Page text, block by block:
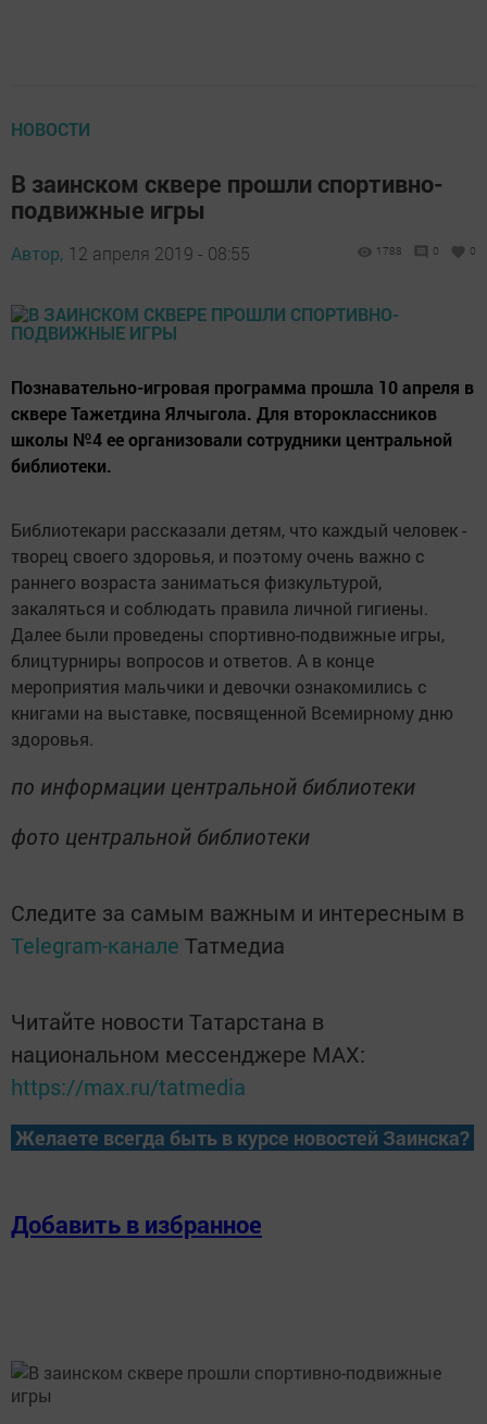
НОВОСТИ
В заинском сквере прошли спортивно-
подвижные игры
Автор, 12 апреля 2019 - 08:55 1788 0 0
Познавательно-игровая программа прошла 10 апреля в
сквере Тажетдина Ялчыгола. Для второклассников
школы №4 ее организовали сотрудники центральной
библиотеки.
Библиотекари рассказали детям, что каждый человек -
творец своего здоровья, и поэтому очень важно с
раннего возраста заниматься физкультурой,
закаляться и соблюдать правила личной гигиены.
Далее были проведены спортивно-подвижные игры,
блицтурниры вопросов и ответов. А в конце
мероприятия мальчики и девочки ознакомились с
книгами на выставке, посвященной Всемирному дню
здоровья.
по информации центральной библиотеки
фото центральной библиотеки
Следите за самым важным и интересным в
Telegram-канале Татмедиа
Читайте новости Татарстана в
национальном мессенджере MАХ:
https://max.ru/tatmedia
Желаете всегда быть в курсе новостей Заинска?
Добавить в избранное